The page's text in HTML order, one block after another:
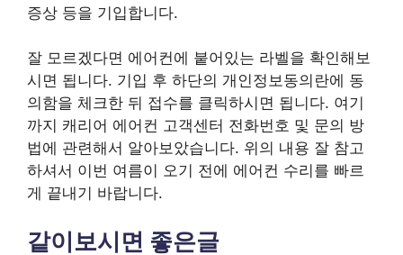
증상 등을 기입합니다.
잘 모르겠다면 에어컨에 붙어있는 라벨을 확인해보
시면 됩니다. 기입 후 하단의 개인정보동의란에 동
의함을 체크한 뒤 접수를 클릭하시면 됩니다. 여기
까지 캐리어 에어컨 고객센터 전화번호 및 문의 방
법에 관련해서 알아보았습니다. 위의 내용 잘 참고
하셔서 이번 여름이 오기 전에 에어컨 수리를 빠르
게 끝내기 바랍니다.
같이보시면 좋은글